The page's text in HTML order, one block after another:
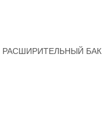
РАСШИРИТЕЛЬНЫЙ БАК